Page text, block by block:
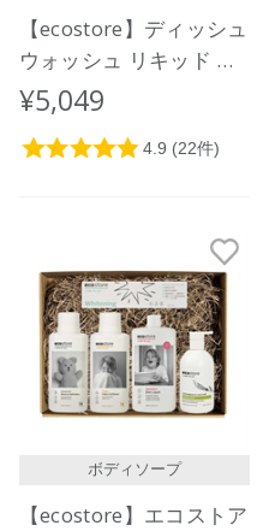
【ecostore】ディッシュ
ウォッシュ リキッド ＜
グレープフルーツ＞ 5L
¥5,049
ボディソープ
【ecostore】エコストア